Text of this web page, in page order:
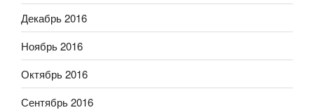
Декабрь 2016
Ноябрь 2016
Октябрь 2016
Сентябрь 2016